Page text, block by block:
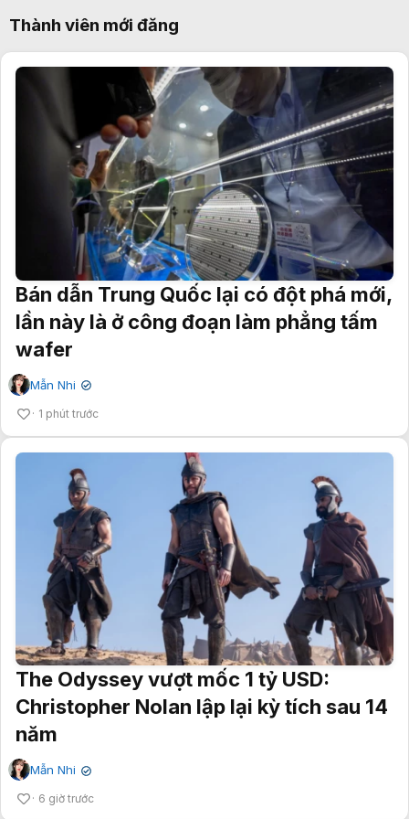
Thành viên mới đăng
Bán dẫn Trung Quốc lại có đột phá mới,
lần này là ở công đoạn làm phẳng tấm
wafer
Mẫn Nhi ✔
1 phút trước
The Odyssey vượt mốc 1 tỷ USD:
Christopher Nolan lập lại kỳ tích sau 14
năm
Mẫn Nhi ✔
6 giờ trước